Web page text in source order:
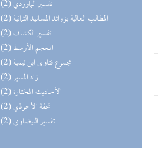
(2) تفسير الماوردي
(2) المطالب العالية بزوائد المسانيد الثمانية
(2) تفسير الكشاف
(2) المعجم الأوسط
(2) مجموع فتاوى ابن تيمية
(2) زاد المسير
(2) الأحاديث المختارة
(2) تحفة الأحوذي
(2) تفسير البيضاوي